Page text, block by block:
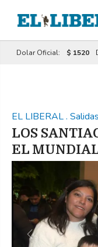
Dolar Oficial: $ 1520
EL LIBERAL.
LOS
EL
Previous